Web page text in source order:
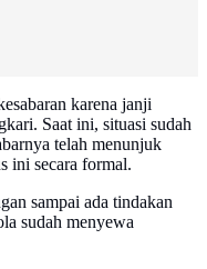
karena janji
Saat ini, situasi sudah
telah menunjuk
ini secara formal.
sampai ada tindakan
sudah menyewa